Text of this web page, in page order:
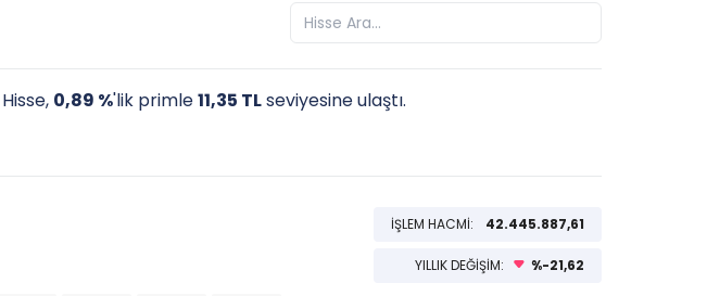
0,89 %'lik primle11,35 TLseviyesine ulaştı.
İŞLEM HACMİ: 42.445.887,61
YILLIK DEĞİŞİM: %-21,62